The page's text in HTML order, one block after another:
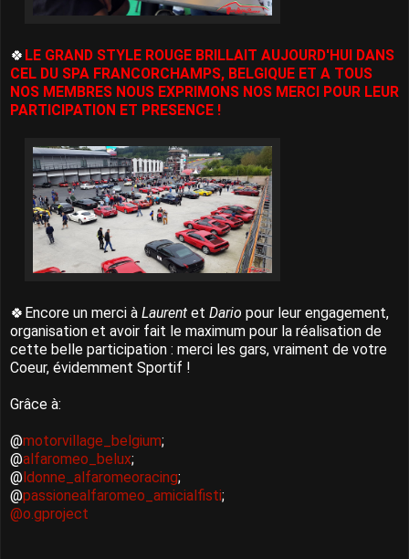
🍀 LE GRAND STYLE ROUGE BRILLAIT AUJOURD'HUI DANS
CEL DU SPA FRANCORCHAMPS, BELGIQUE ET A TOUS
NOS MEMBRES NOUS EXPRIMONS NOS MERCI POUR LEUR
PARTICIPATION ET PRESENCE !
🍀Encore un merci à Laurent et Dario pour leur engagement,
organisation et avoir fait le maximum pour la réalisation de
cette belle participation : merci les gars, vraiment de votre
Coeur, évidemment Sportif !
Grâce à:
@motorvillage_belgium;
@alfaromeo_belux;
@ ldonne_alfaromeoracing;
@passionealfaromeo_amicialfisti;
@o.gproject